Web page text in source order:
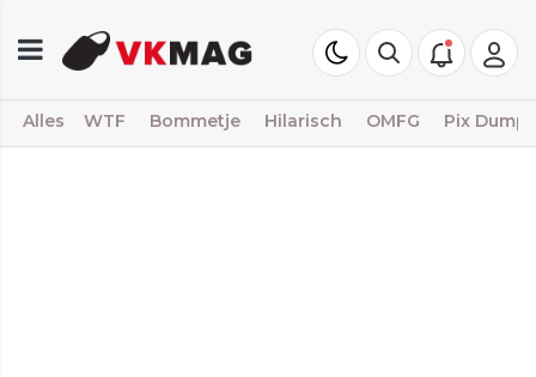
Alles WTF Bommetje Hilarisch OMFG Pix Dump